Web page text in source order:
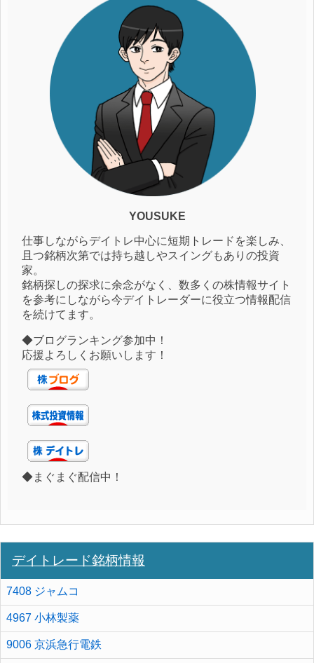
YOUSUKE
仕事しながらデイトレ中心に短期トレードを楽しみ、
且つ銘柄次第では持ち越しやスイングもありの投資
家。
銘柄探しの探求に余念がなく、数多くの株情報サイト
を参考にしながら今デイトレーダーに役立つ情報配信
を続けてます。
◆ブログランキング参加中！
応援よろしくお願いします！
◆まぐまぐ配信中！
デイトレード銘柄情報
7408 ジャムコ
4967 小林製薬
9006 京浜急行電鉄